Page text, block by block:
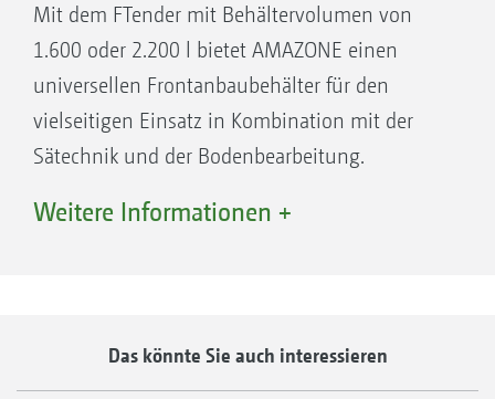
ISOBUS (GD 501) möglich, sodass ein
teilflächenspezifisches Abarbeiten von
Applikationskarten ermöglicht wird
Mit dem FTender mit Behältervolumen von
1.600 oder 2.200 l bietet AMAZONE einen
universellen Frontanbaubehälter für den
vielseitigen Einsatz in Kombination mit der
Sätechnik und der Bodenbearbeitung.
die Bedienung der Behälter über das ISOBUS-
über Applikationskarte erfolgen.
Weitere Informationen +
Das könnte Sie auch interessieren